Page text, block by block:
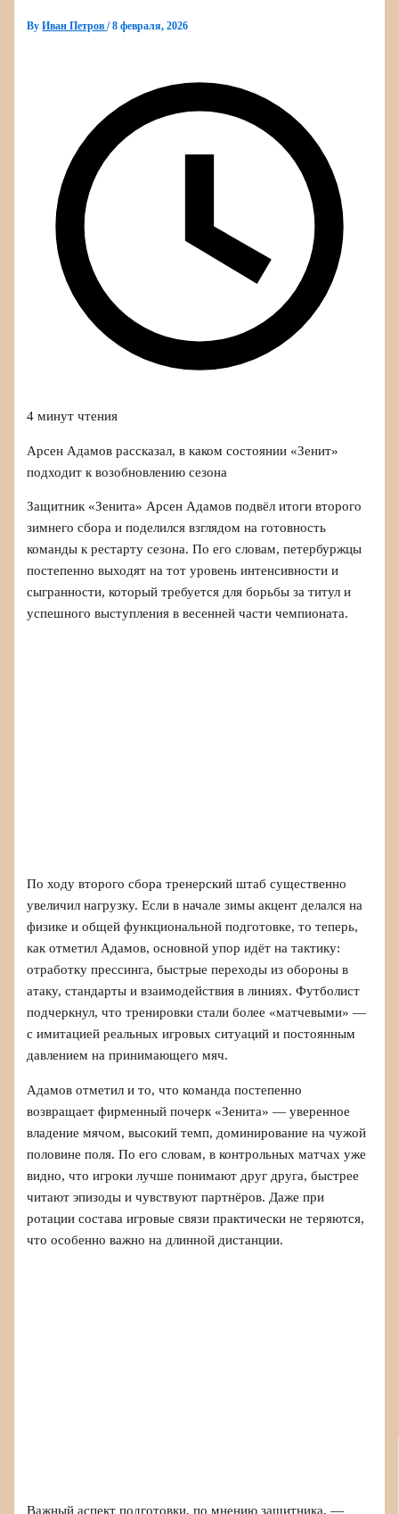
ByИван Петров/8 февраля, 2026
4 минут чтения
Арсен Адамов рассказал, в каком состоянии «Зенит»
подходит к возобновлению сезона
Защитник «Зенита» Арсен Адамов подвёл итоги второго
зимнего сбора и поделился взглядом на готовность
команды к рестарту сезона. По его словам, петербуржцы
постепенно выходят на тот уровень интенсивности и
сыгранности, который требуется для борьбы за титул и
успешного выступления в весенней части чемпионата.
По ходу второго сбора тренерский штаб существенно
увеличил нагрузку. Если в начале зимы акцент делался на
физике и общей функциональной подготовке, то теперь,
как отметил Адамов, основной упор идёт на тактику:
отработку прессинга, быстрые переходы из обороны в
атаку, стандарты и взаимодействия в линиях. Футболист
подчеркнул, что тренировки стали более «матчевыми» —
с имитацией реальных игровых ситуаций и постоянным
давлением на принимающего мяч.
Адамов отметил и то, что команда постепенно
возвращает фирменный почерк «Зенита» — уверенное
владение мячом, высокий темп, доминирование на чужой
половине поля. По его словам, в контрольных матчах уже
видно, что игроки лучше понимают друг друга, быстрее
читают эпизоды и чувствуют партнёров. Даже при
ротации состава игровые связи практически не теряются,
что особенно важно на длинной дистанции.
Важный аспект подготовки, по мнению защитника, —